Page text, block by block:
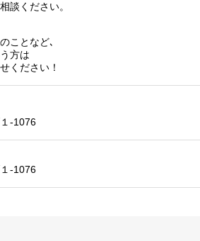
談ください。
ことなど､
方は
ください！
-1076
-1076